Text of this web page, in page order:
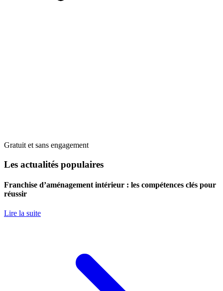
Gratuit et sans engagement
Les actualités populaires
Franchise d’aménagement intérieur : les compétences clés pour
réussir
Lire la suite